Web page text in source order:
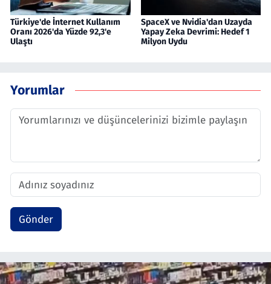
Türkiye'de İnternet Kullanım
Oranı 2026'da Yüzde 92,3'e
Ulaştı
SpaceX ve Nvidia'dan Uzayda
Yapay Zeka Devrimi: Hedef 1
Milyon Uydu
Yorumlar
Gönder